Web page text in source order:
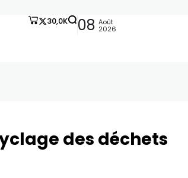
30,0K 08 Août
2026
des déchets